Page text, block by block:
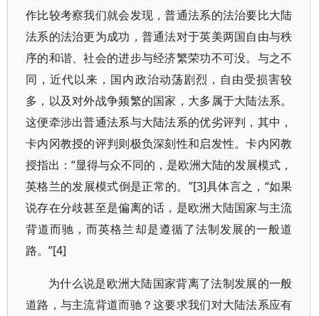
作比较考察我们就会发现，普通法系的法治要比大陆
法系的法治更为成功，普通法对于英美两国自由与秩
序的和谐、社会的进步与经济繁荣功不可没。与之不
同，近代以来，国内政治动荡剧烈，自由受损害较
多，以及对外战争频繁的国家，大多属于大陆法系。
这便牵涉出普通法系与大陆法系的优劣评判，其中，
卡内冈教授的评判则极负深刻性和启发性。卡内冈教
授指出：“显得与众不同的，是欧洲大陆的发展模式，
英格兰的发展模式倒是正常的。”[3]具体言之，“如果
说存在分歧甚至是偏离的话，是欧洲大陆国家与主流
背道而驰，而英格兰却是遵循了法制发展的一般道
路。”[4]
为什么说是欧洲大陆国家背离了法制发展的一般
道路，与主流背道而驰？这要求我们对大陆法系应有